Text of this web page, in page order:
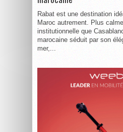
Rabat est une destination
Maroc autrement. Plus
institutionnelle que
marocaine séduit par son
mer,...